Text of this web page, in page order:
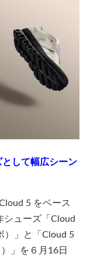
して幅広シーン
5 をベース
シューズ「Cloud
）」と「Cloud 5
」を６月16日